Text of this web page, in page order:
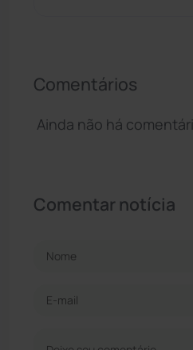
Comentários
Ainda não há
Comentar notícia